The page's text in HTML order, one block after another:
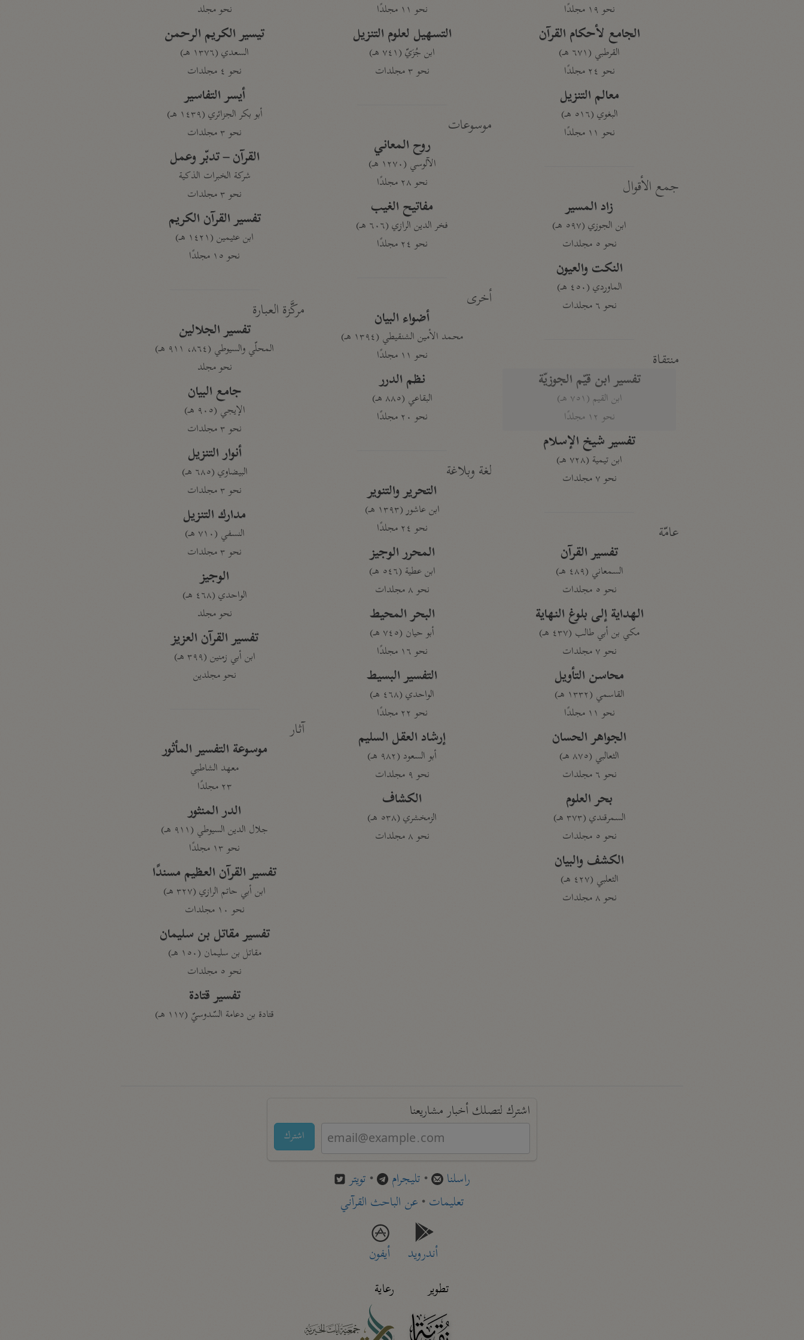
نحو ١٩ مجلدًا
الجامع لأحكام القرآن
القرطبي (٦٧١ هـ)
نحو ٢٤ مجلدًا
معالم التنزيل
البغوي (٥١٦ هـ)
نحو ١١ مجلدًا
جمع الأقوال
زاد المسير
ابن الجوزي (٥٩٧ هـ)
نحو ٥ مجلدات
النكت والعيون
الماوردي (٤٥٠ هـ)
نحو ٦ مجلدات
منتقاة
تفسير ابن قيّم الجوزيّة
ابن القيم (٧٥١ هـ)
نحو ١٢ مجلدًا
تفسير شيخ الإسلام
ابن تيمية (٧٢٨ هـ)
نحو ٧ مجلدات
عامّة
تفسير القرآن
السمعاني (٤٨٩ هـ)
نحو ٥ مجلدات
الهداية إلى بلوغ النهاية
مكي بن أبي طالب (٤٣٧ هـ)
نحو ٧ مجلدات
محاسن التأويل
القاسمي (١٣٣٢ هـ)
نحو ١١ مجلدًا
الجواهر الحسان
الثعالبي (٨٧٥ هـ)
نحو ٦ مجلدات
بحر العلوم
السمرقندي (٣٧٣ هـ)
نحو ٥ مجلدات
الكشف والبيان
الثعلبي (٤٢٧ هـ)
نحو ٨ مجلدات
نحو ١١ مجلدًا
التسهيل لعلوم التنزيل
ابن جُزَيّ (٧٤١ هـ)
نحو ٣ مجلدات
موسوعات
روح المعاني
الآلوسي (١٢٧٠ هـ)
نحو ٢٨ مجلدًا
مفاتيح الغيب
فخر الدين الرازي (٦٠٦ هـ)
نحو ٢٤ مجلدًا
أخرى
أضواء البيان
محمد الأمين الشنقيطي (١٣٩٤ هـ)
نحو ١١ مجلدًا
نظم الدرر
البقاعي (٨٨٥ هـ)
نحو ٢٠ مجلدًا
لغة وبلاغة
التحرير والتنوير
ابن عاشور (١٣٩٣ هـ)
نحو ٢٤ مجلدًا
المحرر الوجيز
ابن عطية (٥٤٦ هـ)
نحو ٨ مجلدات
البحر المحيط
أبو حيان (٧٤٥ هـ)
نحو ١٦ مجلدًا
التفسير البسيط
الواحدي (٤٦٨ هـ)
نحو ٢٢ مجلدًا
إرشاد العقل السليم
أبو السعود (٩٨٢ هـ)
نحو ٩ مجلدات
الكشاف
الزمخشري (٥٣٨ هـ)
نحو ٨ مجلدات
نحو مجلد
تيسير الكريم الرحمن
السعدي (١٣٧٦ هـ)
نحو ٤ مجلدات
أيسر التفاسير
أبو بكر الجزائري (١٤٣٩ هـ)
نحو ٣ مجلدات
القرآن – تدبّر وعمل
شركة الخبرات الذكية
نحو ٣ مجلدات
تفسير القرآن الكريم
ابن عثيمين (١٤٢١ هـ)
نحو ١٥ مجلدًا
مركَّزة العبارة
تفسير الجلالين
المحلّي والسيوطي (٨٦٤، ٩١١ هـ)
نحو مجلد
جامع البيان
الإيجي (٩٠٥ هـ)
نحو ٣ مجلدات
أنوار التنزيل
البيضاوي (٦٨٥ هـ)
نحو ٣ مجلدات
مدارك التنزيل
النسفي (٧١٠ هـ)
نحو ٣ مجلدات
الوجيز
الواحدي (٤٦٨ هـ)
نحو مجلد
تفسير القرآن العزيز
ابن أبي زمنين (٣٩٩ هـ)
نحو مجلدين
آثار
موسوعة التفسير المأثور
معهد الشاطبي
٢٣ مجلدًا
الدر المنثور
جلال الدين السيوطي (٩١١ هـ)
نحو ١٣ مجلدًا
تفسير القرآن العظيم مسندًا
ابن أبي حاتم الرازي (٣٢٧ هـ)
نحو ١٠ مجلدات
تفسير مقاتل بن سليمان
مقاتل بن سليمان (١٥٠ هـ)
نحو ٥ مجلدات
تفسير قتادة
قتادة بن دعامة السّدوسيّ (١١٧ هـ)
اشترك لتصلك أخبار مشاريعنا
اشترك
راسلنا • تليجرام • تويتر
تعليمات• عن الباحث القرآني
أندرويد
أيفون
تطوير
رعاية